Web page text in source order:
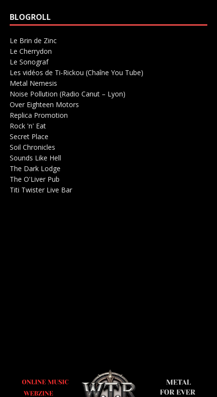
BLOGROLL
Le Brin de Zinc
Le Cherrydon
Le SonografSalle de concerts 0
Les vidéos de Ti-Rickou (Chaîne You Tube)
Metal Nemesis
Noise Pollution (Radio Canut – Lyon)
Over Eighteen Motors
Replica Promotion
Rock 'n' Eat
Secret Place
Soil Chronicles
Sounds Like Hell
The Dark Lodge
The O'Liver Pub
Titi Twister Live Bar